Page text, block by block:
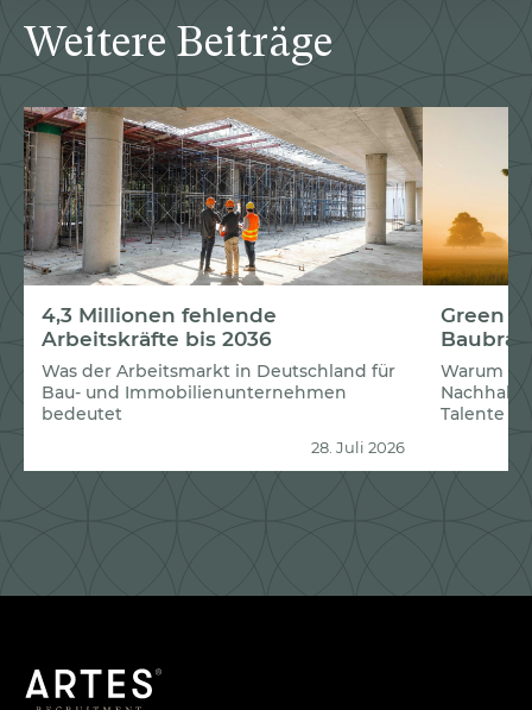
Weitere Beiträge
4,3 Millionen fehlende
Arbeitskräfte bis 2036
Was der Arbeitsmarkt in Deutschland für
Bau- und Immobilienunternehmen
bedeutet
28. Juli 2026
Green
Warum
Talente